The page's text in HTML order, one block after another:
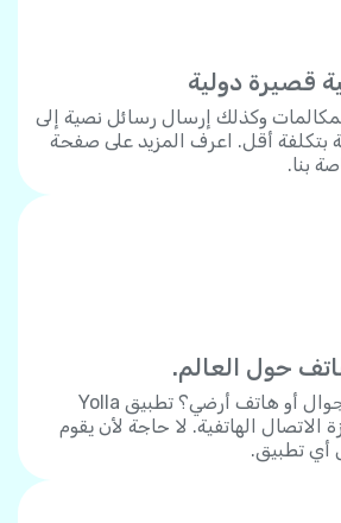
قصيرة دولية
وكذلك إرسال رسائل نصية إلى
بتكلفة أقل. اعرف المزيد على صفحة
بنا.
حول العالم.
هل تحتاج للاتصال بجوال أو هاتف أرضي؟ تطبيق Yolla
الهاتفية. لا حاجة لأن يقوم
أي تطبيق.